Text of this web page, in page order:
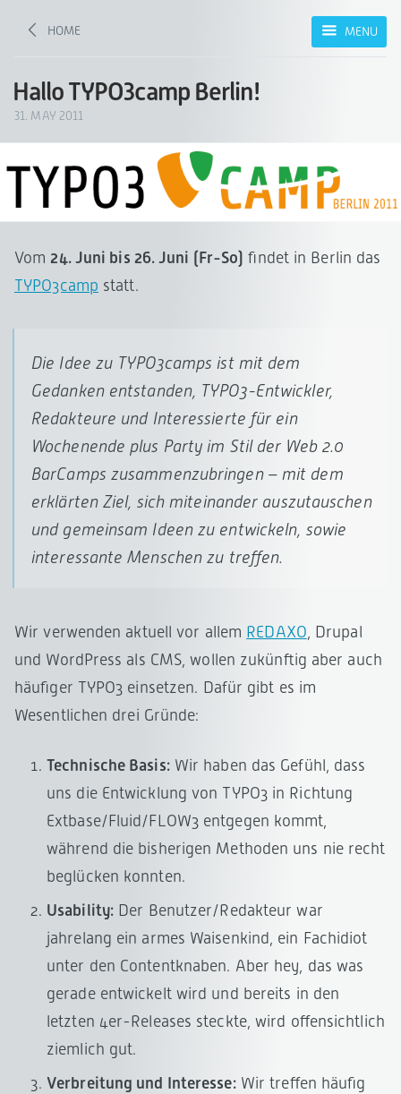
HOME MENU
Hallo TYPO3camp Berlin!
31. MAY 2011
Vom24. Juni bis 26. Juni (Fr-So) findet in Berlin das
TYPO3camp statt.
Die Idee zu TYPO3camps ist mit dem
Gedanken entstanden, TYPO3-Entwickler,
Redakteure und Interessierte für ein
Wochenende plus Party im Stil der Web 2.0
BarCamps zusammenzubringen – mit dem
erklärten Ziel, sich miteinander auszutauschen
und gemeinsam Ideen zu entwickeln, sowie
interessante Menschen zu treffen.
Wir verwenden aktuell vor allem REDAXO , Drupal
und WordPress als CMS, wollen zukünftig aber auch
häufiger TYPO3 einsetzen. Dafür gibt es im
Wesentlichen drei Gründe:
Technische Basis:Wir haben das Gefühl, dass
uns die Entwicklung von TYPO3 in Richtung
Extbase/Fluid/FLOW3 entgegen kommt,
während die bisherigen Methoden uns nie recht
beglücken konnten.
Usability: Der Benutzer/Redakteur war
jahrelang ein armes Waisenkind, ein Fachidiot
unter den Contentknaben. Aber hey, das was
gerade entwickelt wird und bereits in den
letzten 4er-Releases steckte, wird offensichtlich
ziemlich gut.
Verbreitung und Interesse:Wir treffen häufig